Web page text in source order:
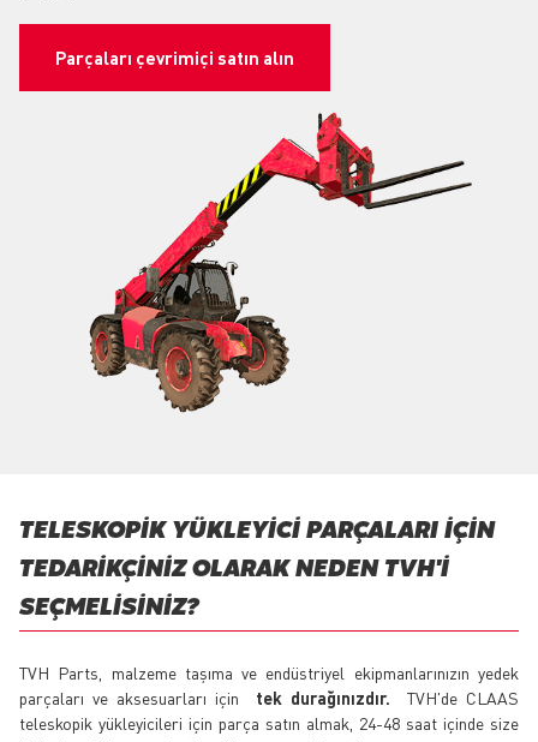
Parçaları çevrimiçi satın alın
TELESKOPIK YÜKLEYICI PARÇALARI IÇIN
TEDARIKÇINIZ OLARAK NEDEN TVH'I
SEÇMELISINIZ?
TVH Parts, malzeme taşıma ve endüstriyel ekipmanlarınızın yedek
parçaları ve aksesuarları için tek durağınızdır. TVH'de CLAAS
teleskopik yükleyicileri için parça satın almak, 24-48 saat içinde size